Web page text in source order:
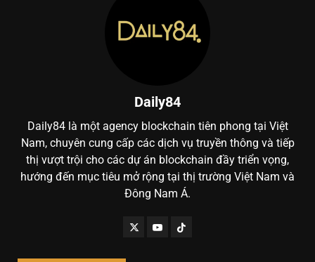
Daily84
Daily84 là một agency blockchain tiên phong tại Việt
Nam, chuyên cung cấp các dịch vụ truyền thông và tiếp
thị vượt trội cho các dự án blockchain đầy triển vọng,
hướng đến mục tiêu mở rộng tại thị trường Việt Nam và
Đông Nam Á.